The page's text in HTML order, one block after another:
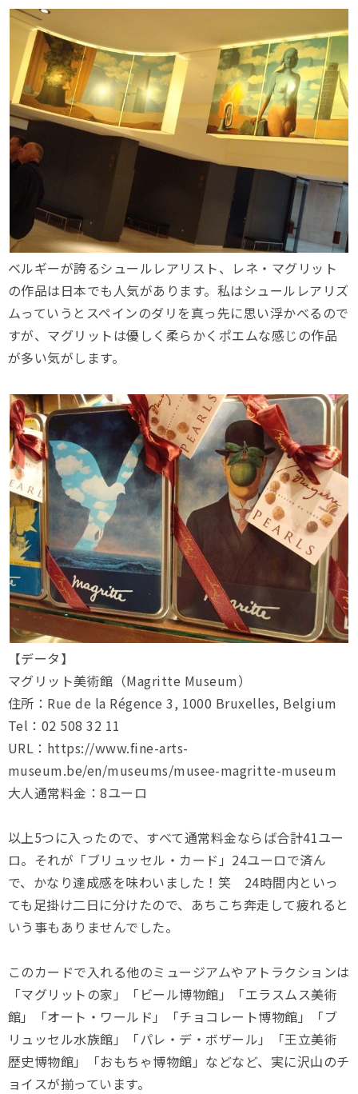
ベルギーが誇るシュールレアリスト、レネ・マグリット
の作品は日本でも人気があります。私はシュールレアリズ
ムっていうとスペインのダリを真っ先に思い浮かべるので
すが、マグリットは優しく柔らかくポエムな感じの作品
が多い気がします。
【データ】
マグリット美術館（Magritte Museum）
住所：Rue de la Régence 3, 1000 Bruxelles, Belgium
Tel：02 508 32 11
URL：https://www.fine-arts-
museum.be/en/museums/musee-magritte-museum
大人通常料金：8ユーロ
以上5つに入ったので、すべて通常料金ならば合計41ユー
ロ。それが「ブリュッセル・カード」24ユーロで済ん
で、かなり達成感を味わいました！笑 24時間内といっ
ても足掛け二日に分けたので、あちこち奔走して疲れると
いう事もありませんでした。
このカードで入れる他のミュージアムやアトラクションは
「マグリットの家」「ビール博物館」「エラスムス美術
館」「オート・ワールド」「チョコレート博物館」「ブ
リュッセル水族館」「パレ・デ・ボザール」「王立美術
歴史博物館」「おもちゃ博物館」などなど、実に沢山のチ
ョイスが揃っています。